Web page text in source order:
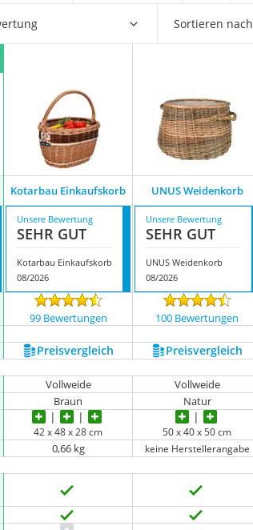
Sortieren nach
Kotarbau Einkaufskorb UNUS Weidenkorb
Unsere Bewertung
SEHR GUT
Kotarbau Einkaufskorb
08/2026
Unsere Bewertung
SEHR GUT
UNUS Weidenkorb
08/2026
99 Bewertungen 100 Bewertungen
Preis­vergleich Preis­vergleich
Vollweide Vollweide
Braun Natur
42 x 48 x 28 cm 50 x 40 x 50 cm
0,66 kg keine Herstellerangabe